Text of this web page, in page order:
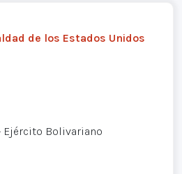
de los Estados Unidos
Ejército Bolivariano